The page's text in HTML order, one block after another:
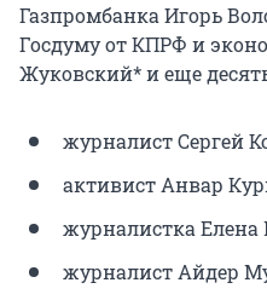
Газпромбанка Игорь
Госдуму от КПРФ и
Жуковский* и еще
журналист Сергей
активист Анвар
журналистка Елена
журналист Айдер